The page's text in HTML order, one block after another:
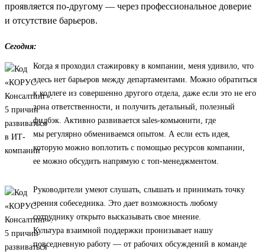
проявляется по-другому — через профессиональное доверие
и отсутствие барьеров.
Сегодня:
Когда я проходил стажировку в компании, меня удивило, что
здесь нет барьеров между департаментами. Можно обратиться
к коллеге из совершенно другого отдела, даже если это не его
зона ответственности, и получить детальный, полезный
фидбэк. Активно развивается sales-комьюнити, где
мы регулярно обмениваемся опытом. А если есть идея,
которую можно воплотить с помощью ресурсов компании,
ее можно обсудить напрямую с топ-менеджментом.
Руководители умеют слушать, слышать и принимать точку
зрения собеседника. Это дает возможность любому
сотруднику открыто высказывать свое мнение.
Культура взаимной поддержки пронизывает нашу
повседневную работу — от рабочих обсуждений в команде